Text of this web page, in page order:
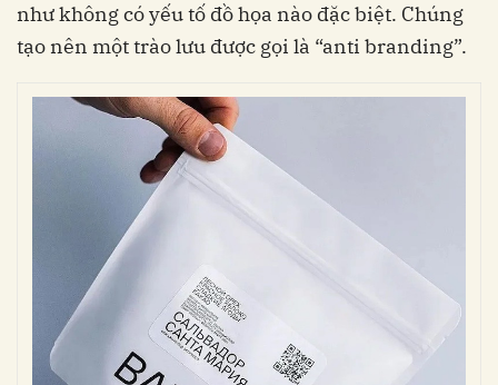
như không có yếu tố đồ họa nào đặc biệt. Chúng
tạo nên một trào lưu được gọi là “anti branding”.